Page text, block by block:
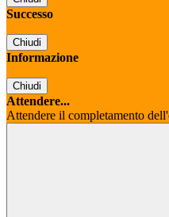
Successo
Chiudi
Informazione
Chiudi
Attendere...
Attendere il completamento